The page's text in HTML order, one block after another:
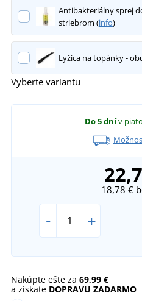
Antibakteriálny sprej
striebrom (info)
Lyžica na topánky -
Vyberte variantu
Do 5 dnív
18,78 €
- +
Nakúpte ešte za 69,99 €
a získate DOPRAVU ZADARMO